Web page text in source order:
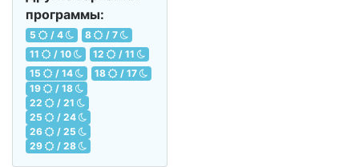
программы:
5 / 4 8
/ 7
11
/ 10 12
/ 11
15
/ 14 18
/ 17
19
/ 18
22
/ 21
25
/ 24
26
/ 25
29
/ 28